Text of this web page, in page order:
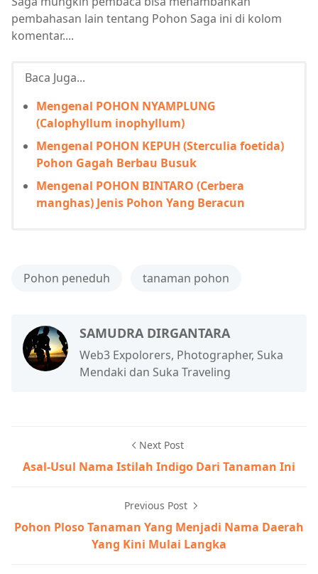
pembahasan lain tentang Pohon Saga ini di kolom
komentar....
Baca Juga...
Mengenal POHON NYAMPLUNG
(Calophyllum inophyllum)
Mengenal POHON KEPUH (Sterculia foetida)
Pohon Gagah Berbau Busuk
Mengenal POHON BINTARO (Cerbera
manghas) Jenis Pohon Yang Beracun
Pohon peneduh tanaman pohon
SAMUDRA DIRGANTARA
Web3 Expolorers, Photographer, Suka
Mendaki dan Suka Traveling
Next Post
Asal-Usul Nama Istilah Indigo Dari Tanaman Ini
Previous Post
Pohon Ploso Tanaman Yang Menjadi Nama Daerah
Yang Kini Mulai Langka